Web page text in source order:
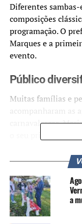
Diferentes sambas-
composições
programação. O
Marques e a
evento.
Público
Muitas famílias e
acompanharam as
carnavalescas.
o seu primeiro
Enquanto, Elga
criança já
avenida, mas
bom. Que pena
dia, todo mês”,
a